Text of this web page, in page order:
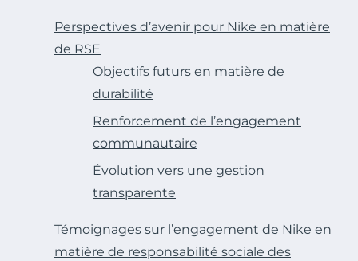
Perspectives d’avenir pour Nike en matière
de RSE
Objectifs futurs en matière de
durabilité
Renforcement de l’engagement
communautaire
Évolution vers une gestion
transparente
Témoignages sur l’engagement de Nike en
matière de responsabilité sociale des